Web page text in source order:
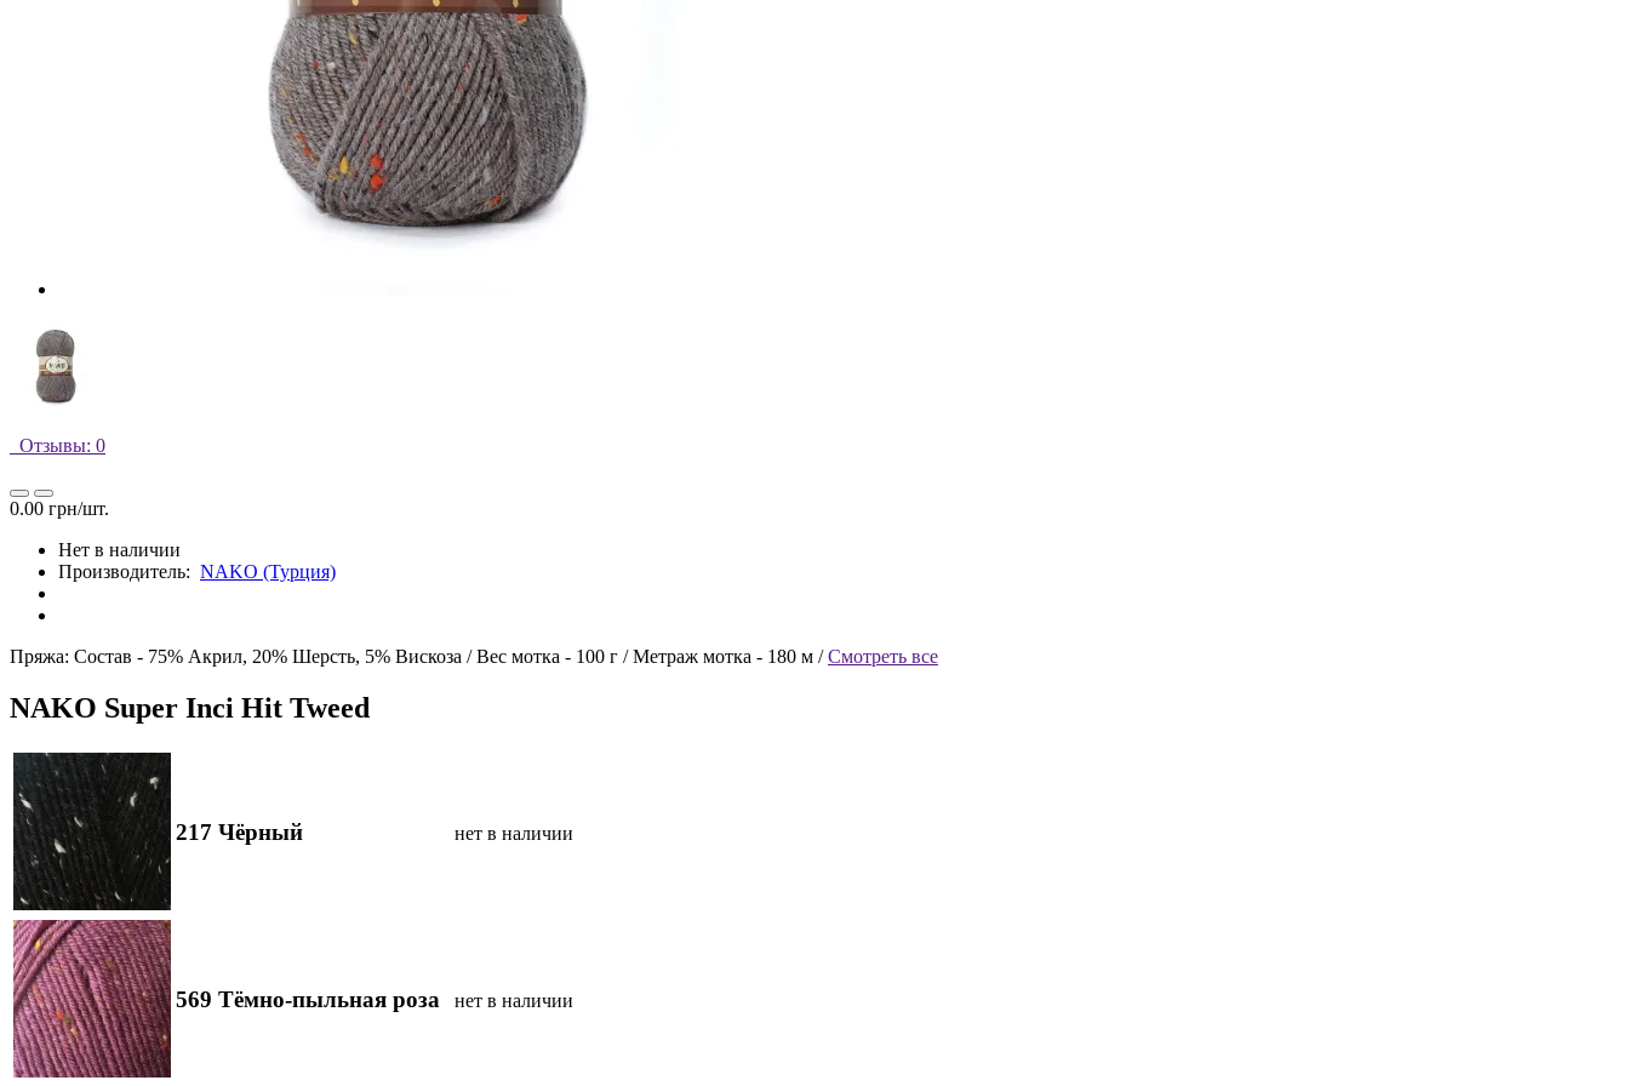
Отзывы: 0
0.00 грн/шт.
Нет в наличии
Производитель: NAKO (Турция)
Пряжа: Состав - 75% Aкрил, 20% Шерсть, 5% Вискоза /Вес мотка - 100 г /Метраж мотка - 180 м /Смотреть все
NAKO Super Inci Hit Tweed
217 Чёрный нет в наличии
569 Тёмно-пыльная роза нет в наличии